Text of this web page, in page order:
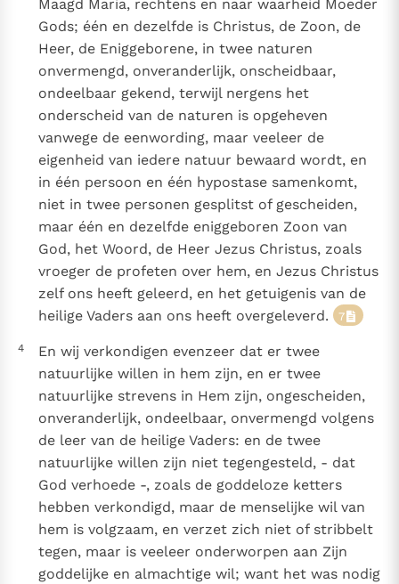
Maagd Maria, rechtens en naar waarheid Moeder
Gods; één en dezelfde is Christus, de Zoon, de
Heer, de Eniggeborene, in twee naturen
onvermengd, onveranderlijk, onscheidbaar,
ondeelbaar gekend, terwijl nergens het
onderscheid van de naturen is opgeheven
vanwege de eenwording, maar veeleer de
eigenheid van iedere natuur bewaard wordt, en
in één persoon en één hypostase samenkomt,
niet in twee personen gesplitst of gescheiden,
maar één en dezelfde eniggeboren Zoon van
God, het Woord, de Heer Jezus Christus, zoals
vroeger de profeten over hem, en Jezus Christus
zelf ons heeft geleerd, en het getuigenis van de
heilige Vaders aan ons heeft overgeleverd.
7
4
En wij verkondigen evenzeer dat er twee
natuurlijke willen in hem zijn, en er twee
natuurlijke strevens in Hem zijn, ongescheiden,
onveranderlijk, ondeelbaar, onvermengd volgens
de leer van de heilige Vaders: en de twee
natuurlijke willen zijn niet tegengesteld, - dat
God verhoede -, zoals de goddeloze ketters
hebben verkondigd, maar de menselijke wil van
hem is volgzaam, en verzet zich niet of stribbelt
tegen, maar is veeleer onderworpen aan Zijn
goddelijke en almachtige wil; want het was nodig